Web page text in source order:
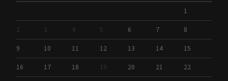
1
2 3 4 5 6 7 8
9 10 11 12 13 14 15
16 17 18 19 20 21 22